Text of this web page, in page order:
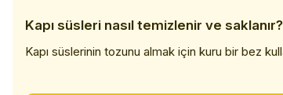
Kapı süsleri nasıl temizlenir ve saklanır?
Kapı süslerinin tozunu almak için kuru bir bez